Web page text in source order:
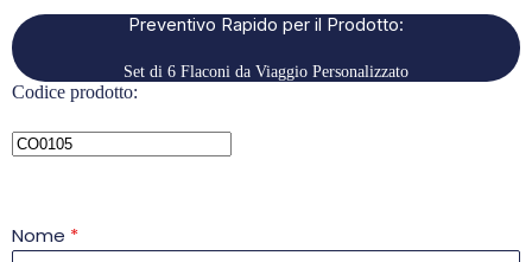
Preventivo Rapido per il Prodotto:
Set di 6 Flaconi da Viaggio Personalizzato
Codice prodotto:
Nome *